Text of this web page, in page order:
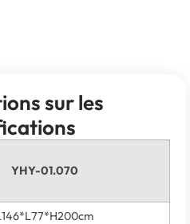
sur les
YHY-01.070